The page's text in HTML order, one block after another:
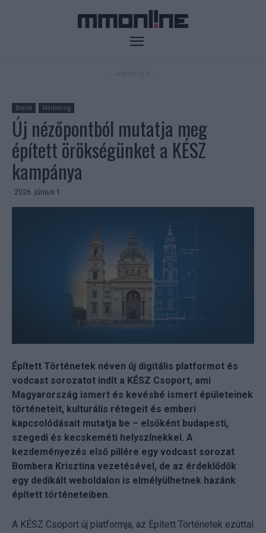
Brand Marketing
Új nézőpontból mutatja meg
épített örökségünket a KÉSZ
kampánya
2026. június 1.
Épített Történetek néven új digitális platformot és
vodcast sorozatot indít a KÉSZ Csoport, ami
Magyarország ismert és kevésbé ismert épületeinek
történeteit, kulturális rétegeit és emberi
kapcsolódásait mutatja be – elsőként budapesti,
szegedi és kecskeméti helyszínekkel. A
kezdeményezés első pillére egy vodcast sorozat
Bombera Krisztina vezetésével, de az érdeklődők
egy dedikált weboldalon is elmélyülhetnek hazánk
épített történeteiben.
A KÉSZ Csoport új platformja, az Épített Történetek ezúttal